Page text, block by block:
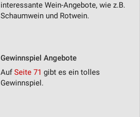
interessante Wein-Angebote, wie z.B.
Schaumwein und Rotwein.
Gewinnspiel Angebote
AufSeite 71 gibt es ein tolles
Gewinnspiel.